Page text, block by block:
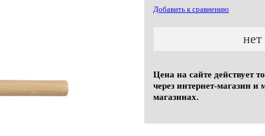
Добавить к сравнению
нет
Цена на сайте действует
через интернет-магазин и
магазинах.